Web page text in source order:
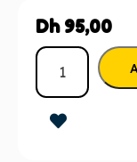
Dh95,00